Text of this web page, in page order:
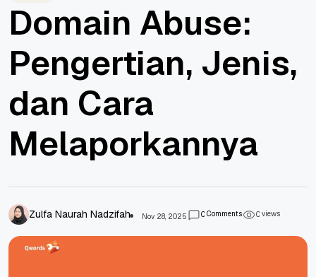
Domain Abuse:
Pengertian, Jenis,
dan Cara
Melaporkannya
Zulfa Naurah Nadzifah Nov 28, 2025 0Comments 0views